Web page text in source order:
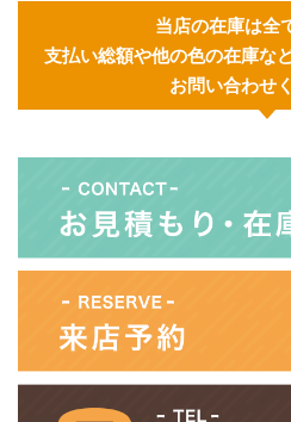
当店の在庫は全
支払い総額や他の色の在庫な
お問い合わせ